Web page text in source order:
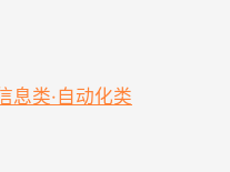
息类·自动化类